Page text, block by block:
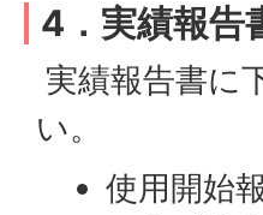
4．実績報告
実績報告書に
い。
使用開始